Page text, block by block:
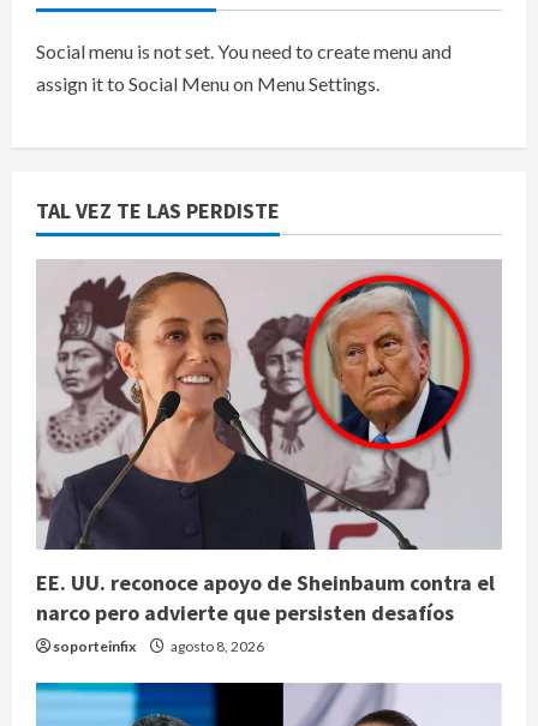
Social menu is not set. You need to create menu and
assign it to Social Menu on Menu Settings.
TAL VEZ TE LAS PERDISTE
EE. UU. reconoce apoyo de Sheinbaum contra el
narco pero advierte que persisten desafíos
soporteinfix agosto 8, 2026